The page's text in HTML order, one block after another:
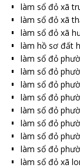
làm sổ đỏ xã
làm sổ đỏ xã
làm sổ đỏ xã
làm hồ sơ đất
làm sổ đỏ
làm sổ đỏ
làm sổ đỏ
làm sổ đỏ
làm sổ đỏ
làm sổ đỏ
làm sổ đỏ
làm sổ đỏ
làm sổ đỏ xã